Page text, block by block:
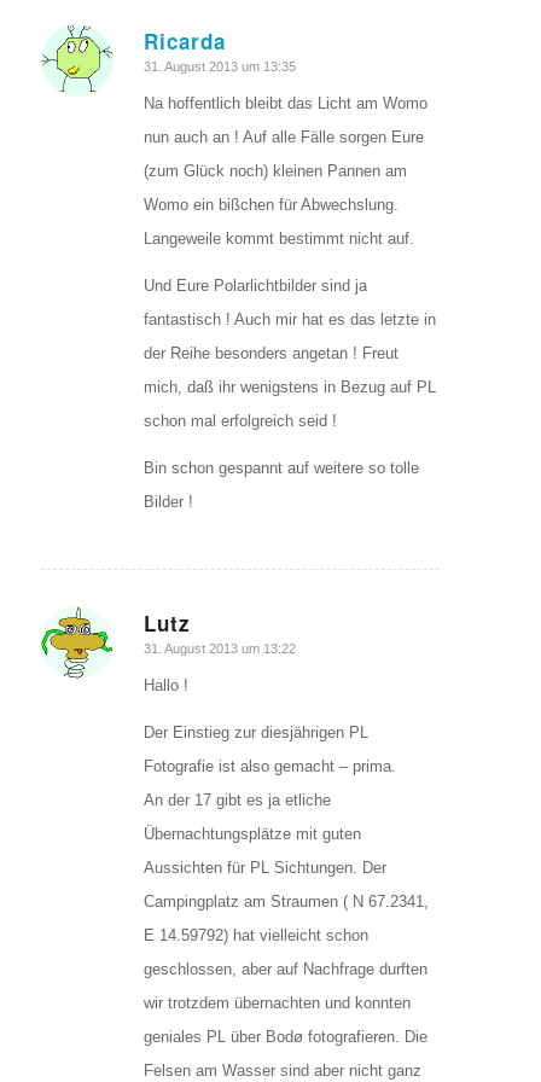
Ricarda
sagte:
31. August 2013 um 13:35
Na hoffentlich bleibt das Licht am Womo
nun auch an ! Auf alle Fälle sorgen Eure
(zum Glück noch) kleinen Pannen am
Womo ein bißchen für Abwechslung.
Langeweile kommt bestimmt nicht auf.
Und Eure Polarlichtbilder sind ja
fantastisch ! Auch mir hat es das letzte in
der Reihe besonders angetan ! Freut
mich, daß ihr wenigstens in Bezug auf PL
schon mal erfolgreich seid !
Bin schon gespannt auf weitere so tolle
Bilder !
Lutz
sagte:
31. August 2013 um 13:22
Hallo !
Der Einstieg zur diesjährigen PL
Fotografie ist also gemacht – prima.
An der 17 gibt es ja etliche
Übernachtungsplätze mit guten
Aussichten für PL Sichtungen. Der
Campingplatz am Straumen ( N 67.2341,
E 14.59792) hat vielleicht schon
geschlossen, aber auf Nachfrage durften
wir trotzdem übernachten und konnten
geniales PL über Bodø fotografieren. Die
Felsen am Wasser sind aber nicht ganz